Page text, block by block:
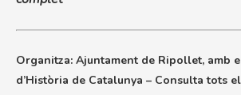
Organitza: Ajuntament de Ripollet, amb
d’Història de Catalunya – Consulta tots